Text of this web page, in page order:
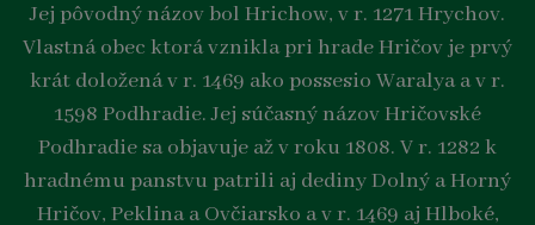
Jej pôvodný názov bol Hrichow, v r. 1271 Hrychov.
Vlastná obec ktorá vznikla pri hrade Hričov je prvý
krát doložená v r. 1469 ako possesio Waralya a v r.
1598 Podhradie. Jej súčasný názov Hričovské
Podhradie sa objavuje až v roku 1808. V r. 1282 k
hradnému panstvu patrili aj dediny Dolný a Horný
Hričov, Peklina a Ovčiarsko a v r. 1469 aj Hlboké,